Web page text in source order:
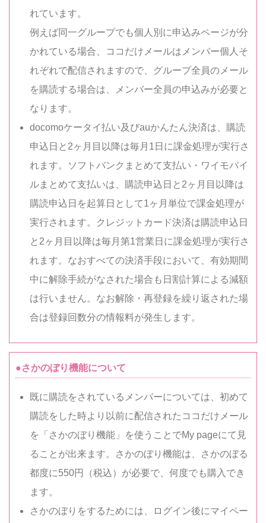
れています。
例えば同一グループでも個人別に申込みページが分
かれている場合、ココだけメールはメンバー個人そ
れぞれで配信されますので、グループ全員のメール
を購読する場合は、メンバー全員の申込みが必要と
なります。
docomoケータイ払い及びauかんたん決済は、購読
申込日と2ヶ月目以降は毎月1日に課金処理が実行さ
れます。ソフトバンクまとめて支払い・ワイモバイ
ルまとめて支払いは、購読申込日と2ヶ月目以降は
購読申込日を起算日として1ヶ月単位で課金処理が
実行されます。クレジットカード決済は購読申込日
と2ヶ月目以降は毎月第1営業日に課金処理が実行さ
れます。なおすべての決済手段において、有効期間
中に解除手続がなされた場合も日割計算による減額
は行いません。なお解除・再登録を繰り返された場
合は登録回数分の情報料が発生します。
●さかのぼり機能について
既に購読をされているメンバーについては、初めて
購読をした時より以前に配信されたココだけメール
を「さかのぼり機能」を使うことでMy pageにて見
ることが出来ます。さかのぼり機能は、さかのぼる
都度に550円（税込）が必要で、何度でも購入でき
ます。
さかのぼりをするためには、ログイン後にマイペー